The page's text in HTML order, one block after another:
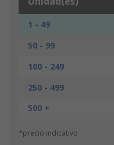
1 - 49
50 - 99
100 - 249
250 - 499
500 +
*precio indicativo